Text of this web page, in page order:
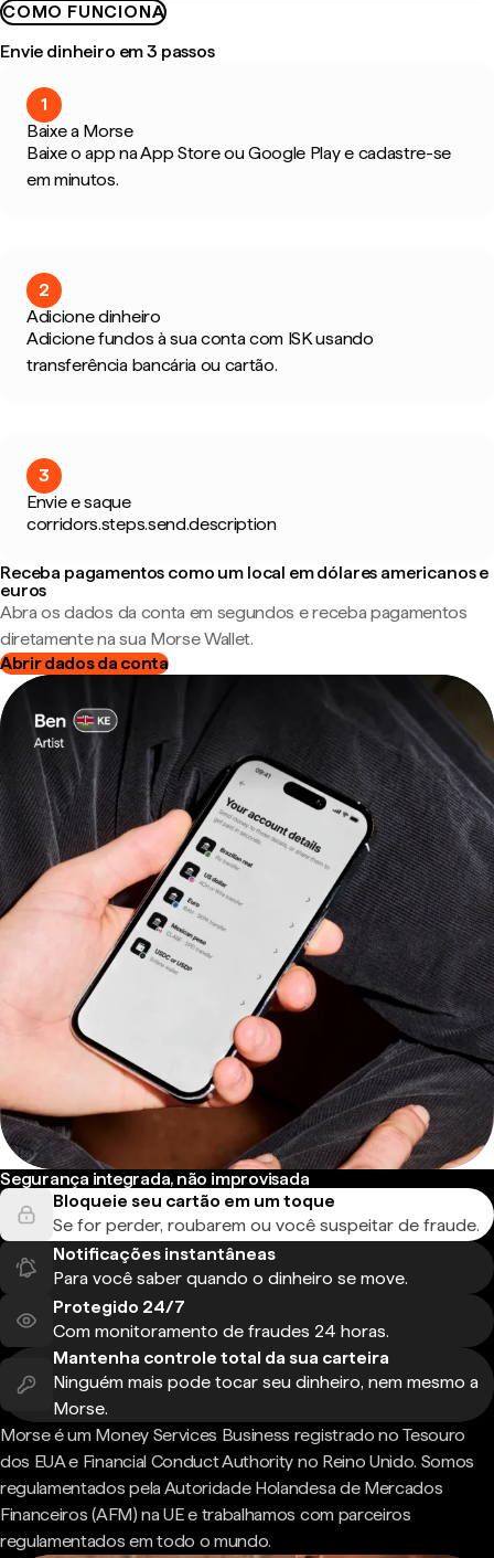
COMO FUNCIONA
Envie dinheiro em 3 passos
1
Baixe a Morse
Baixe o app na App Store ou Google Play e cadastre-se
em minutos.
2
Adicione dinheiro
Adicione fundos à sua conta com ISK usando
transferência bancária ou cartão.
3
Envie e saque
corridors.steps.send.description
Receba pagamentos como um local em dólares americanos e
euros
Abra os dados da conta em segundos e receba pagamentos
diretamente na sua Morse Wallet.
Abrir dados da conta
Segurança integrada, não improvisada
Bloqueie seu cartão em um toque
Se for perder, roubarem ou você suspeitar de fraude.
Notificações instantâneas
Para você saber quando o dinheiro se move.
Protegido 24/7
Com monitoramento de fraudes 24 horas.
Mantenha controle total da sua carteira
Ninguém mais pode tocar seu dinheiro, nem mesmo a
Morse.
Morse é um Money Services Business registrado no Tesouro
dos EUA e Financial Conduct Authority no Reino Unido. Somos
regulamentados pela Autoridade Holandesa de Mercados
Financeiros (AFM) na UE e trabalhamos com parceiros
regulamentados em todo o mundo.